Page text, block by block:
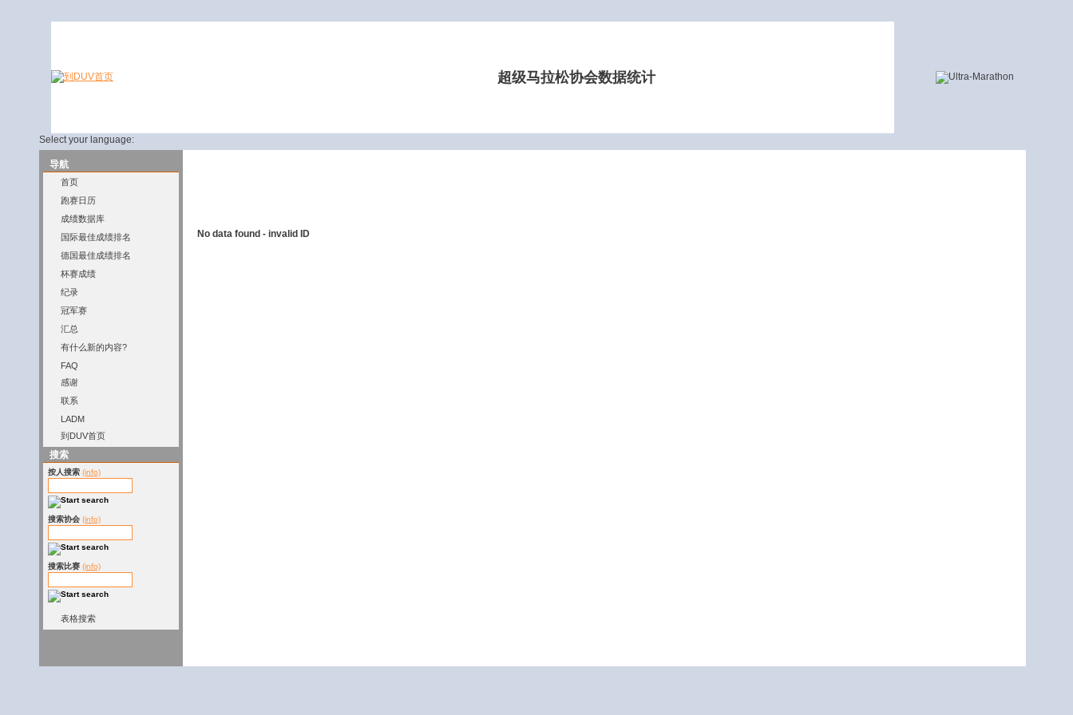
超级马拉松协会数据统计
Select your language:
导航
首页
跑赛日历
成绩数据库
国际最佳成绩排名
德国最佳成绩排名
杯赛成绩
纪录
冠军赛
汇总
有什么新的内容?
FAQ
感谢
联系
LADM
到DUV首页
搜索
按人搜索 (info)
搜索协会 (info)
搜索比赛 (info)
表格搜索
No data found - invalid ID